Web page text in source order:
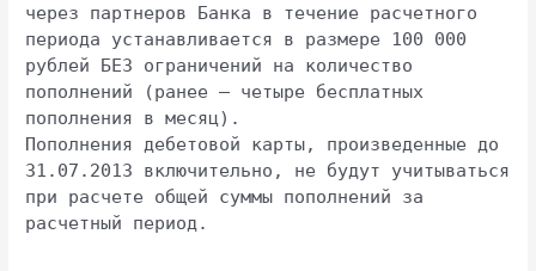
через партнеров Банка в течение расчетного
периода устанавливается в размере 100 000
рублей БЕЗ ограничений на количество
пополнений (ранее – четыре бесплатных
пополнения в месяц).
Пополнения дебетовой карты, произведенные до
31.07.2013 включительно, не будут учитываться
при расчете общей суммы пополнений за
расчетный период.